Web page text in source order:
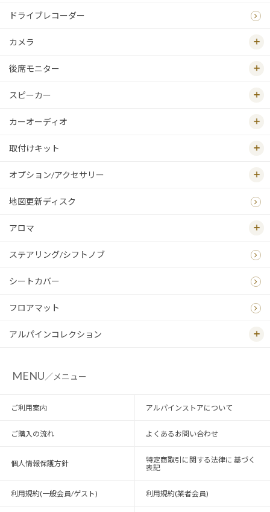
ドライブレコーダー
カメラ
後席モニター
スピーカー
カーオーディオ
取付けキット
オプション/アクセサリー
地図更新ディスク
アロマ
ステアリング/シフトノブ
シートカバー
フロアマット
アルパインコレクション
MENU／メニュー
ご利用案内 アルパインストアについて
ご購入の流れ よくあるお問い合わせ
個人情報保護方針
特定商取引に関する法律に 基づく
表記
利用規約(一般会員/ゲスト) 利用規約(業者会員)